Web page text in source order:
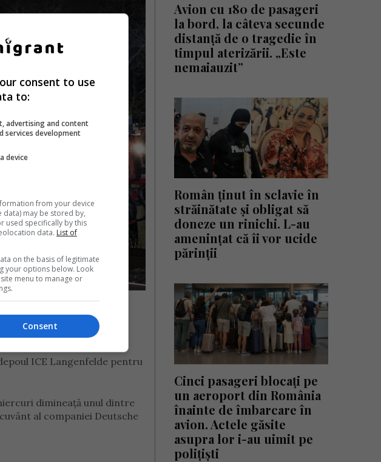
părților distruse ale
ICE Langenfelde pentru
dimineață unul dintre
al companiei Deutsche
Avion cu 180 de pasageri
la bord, la câteva secunde
distanță de o tragedie în
timpul aterizării. „Este
nemaiauzit”
Român ținut în sclavie în
străinătate și obligat să
doneze un rinichi. L-au
amenințat că îi vor ucide
părinții
Cinci pasageri blocați pe
un aeroport din România
înainte de îmbarcare în
avion. Actele găsite
asupra lor i-au uimit pe
polițiști
consent to use
to:
advertising and content
services development
device
from your device
may be stored by,
used specifically by this
data. List of
on the basis of legitimate
your options below. Look
menu to manage or
Consent